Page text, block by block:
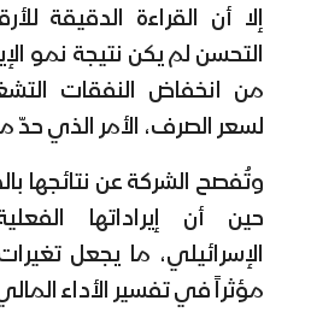
إلا أن القراءة الدقيقة
التحسن لم يكن نتيجة نمو
من انخفاض النفقات
لسعر الصرف، الأمر الذي حدّ
وتُفصح الشركة عن نتائجها
حين أن إيراداتها
الإسرائيلي، ما يجعل
مؤثراً في تفسير الأداء